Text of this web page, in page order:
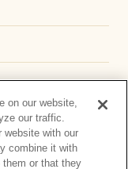
on our website,
our traffic.
website with our
combine it with
them or that they